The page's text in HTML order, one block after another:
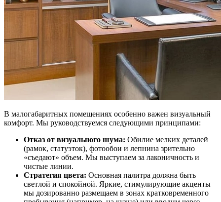
В малогабаритных помещениях особенно важен визуальный
комфорт. Мы руководствуемся следующими принципами:
Отказ от визуального шума: Обилие мелких деталей
(рамок, статуэток), фотообои и лепнина зрительно
«съедают» объем. Мы выступаем за лаконичность и
чистые линии.
Стратегия цвета: Основная палитра должна быть
светлой и спокойной. Яркие, стимулирующие акценты
мы дозированно размещаем в зонах кратковременного